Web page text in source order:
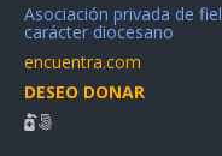
Asociación privada de
carácter diocesano
encuentra.com
DESEO DONAR